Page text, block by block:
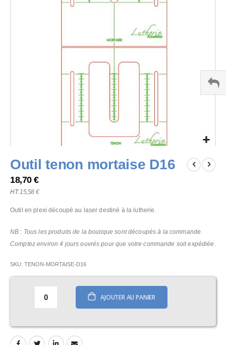
to
beginning
of
images
Outil tenon mortaise D16
18,70 €
15,58 €
Outil en plexi découpé au laser destiné à la lutherie.
NB : Tous les produits de la boutique sont découpés à la commande.
Comptez environ 4 jours ouvrés pour que votre commande soit expédiée.
SKU TENON-MORTAISE-D16
AJOUTER AU PANIER